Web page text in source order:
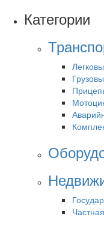
Категории
Частная